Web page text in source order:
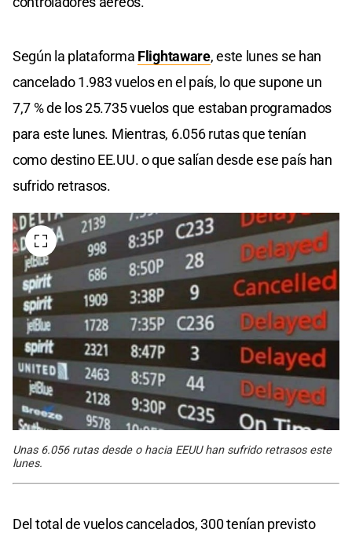
Según la plataforma Flightaware, este lunes se han
cancelado 1.983 vuelos en el país, lo que supone un
7,7 % de los 25.735 vuelos que estaban programados
para este lunes. Mientras, 6.056 rutas que tenían
como destino EE.UU. o que salían desde ese país han
sufrido retrasos.
Unas 6.056 rutas desde o hacia EEUU han sufrido retrasos este
lunes.
Del total de vuelos cancelados, 300 tenían previsto